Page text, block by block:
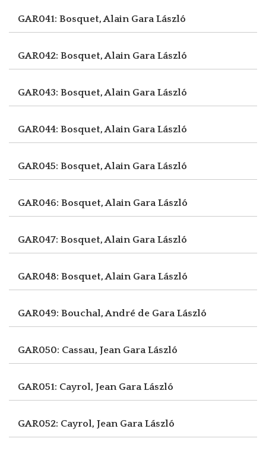
GAR041: Bosquet, Alain Gara László
GAR042: Bosquet, Alain Gara László
GAR043: Bosquet, Alain Gara László
GAR044: Bosquet, Alain Gara László
GAR045: Bosquet, Alain Gara László
GAR046: Bosquet, Alain Gara László
GAR047: Bosquet, Alain Gara László
GAR048: Bosquet, Alain Gara László
GAR049: Bouchal, André de Gara László
GAR050: Cassau, Jean Gara László
GAR051: Cayrol, Jean Gara László
GAR052: Cayrol, Jean Gara László